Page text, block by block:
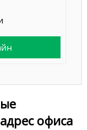
офиса